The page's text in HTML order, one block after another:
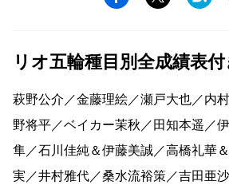
リオ五輪種目別全成績表付
萩野公介／金藤理絵／瀬戸大也／内
野将平／ベイカー茉秋／田知本遥／
隼／石川佳純＆伊藤美誠／高橋礼華
実／井村雅代／桑水流裕策／吉田亜